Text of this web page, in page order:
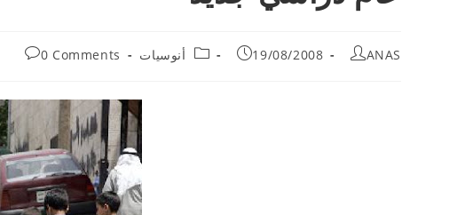
PostANAS
Post
19/08/2008
Post
أنوسيات
Post
0 Comments